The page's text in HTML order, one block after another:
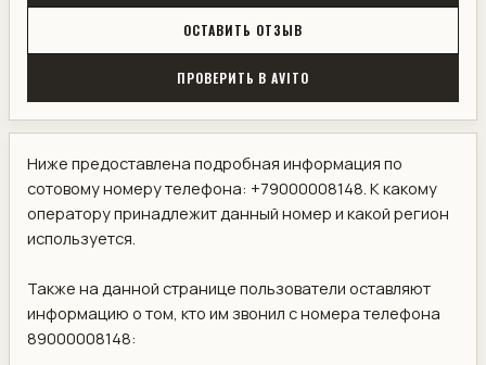
ОСТАВИТЬ ОТЗЫВ
ПРОВЕРИТЬ В AVITO
Ниже предоставлена подробная информация по
сотовому номеру телефона: +79000008148. К какому
оператору принадлежит данный номер и какой регион
используется.
Также на данной странице пользователи оставляют
информацию о том, кто им звонил с номера телефона
89000008148: